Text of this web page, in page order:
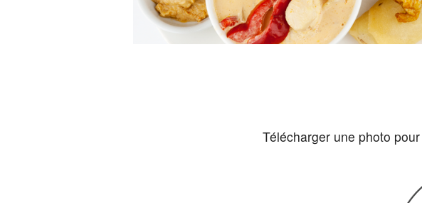
Télécharger une photo pour